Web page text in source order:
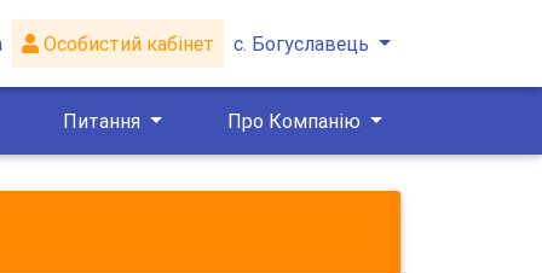
Особистий кабінет с. Богуславець
Питання Про Компанію